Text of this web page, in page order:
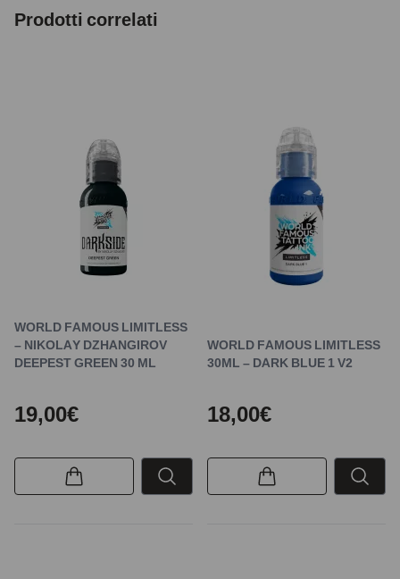
Prodotti correlati
WORLD FAMOUS LIMITLESS
– NIKOLAY DZHANGIROV
DEEPEST GREEN 30 ML
19,00€
WORLD FAMOUS LIMITLESS
30ML – DARK BLUE 1 V2
18,00€